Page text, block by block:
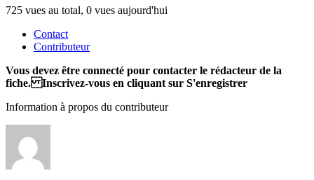
725 vues au total, 0 vues aujourd'hui
Contact
Contributeur
Vous devez être connecté pour contacter le rédacteur de la
fiche. Inscrivez-vous en cliquant sur S'enregistrer
Information à propos du contributeur